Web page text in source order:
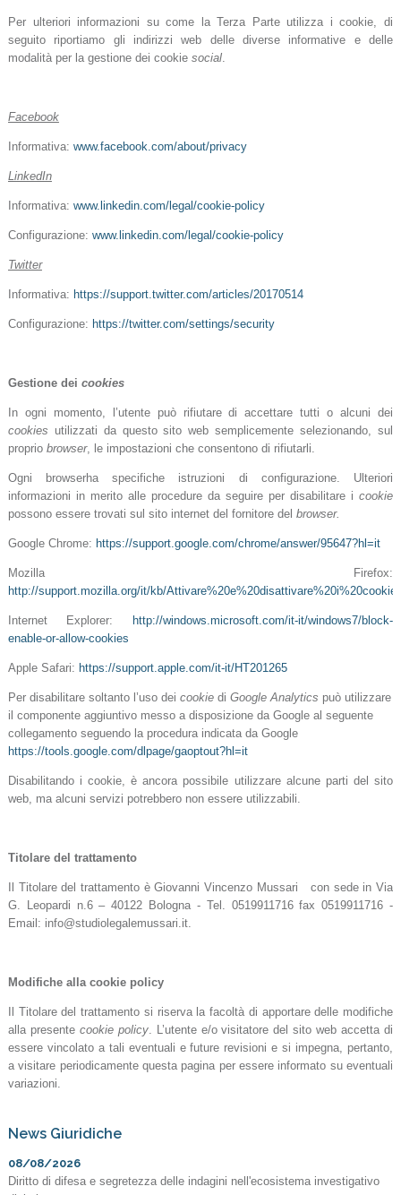
Per ulteriori informazioni su come la Terza Parte utilizza i cookie, di
seguito riportiamo gli indirizzi web delle diverse informative e delle
modalità per la gestione dei cookie social.
Facebook
Informativa: www.facebook.com/about/privacy
LinkedIn
Informativa: www.linkedin.com/legal/cookie-policy
Configurazione: www.linkedin.com/legal/cookie-policy
Twitter
Informativa: https://support.twitter.com/articles/20170514
Configurazione: https://twitter.com/settings/security
Gestione dei cookies
In ogni momento, l’utente può rifiutare di accettare tutti o alcuni dei
cookies utilizzati da questo sito web semplicemente selezionando, sul
proprio browser, le impostazioni che consentono di rifiutarli.
Ogni browserha specifiche istruzioni di configurazione. Ulteriori
informazioni in merito alle procedure da seguire per disabilitare icookie
possono essere trovati sul sito internet del fornitore del browser.
Google Chrome: https://support.google.com/chrome/answer/95647?hl=it
Mozilla Firefox:
http://support.mozilla.org/it/kb/Attivare%20e%20disattivare%20i%20cookie
Internet Explorer: http://windows.microsoft.com/it-it/windows7/block-
enable-or-allow-cookies
Apple Safari: https://support.apple.com/it-it/HT201265
Per disabilitare soltanto l’uso dei cookie di Google Analytics può utilizzare
il componente aggiuntivo messo a disposizione da Google al seguente
collegamento seguendo la procedura indicata da Google
https://tools.google.com/dlpage/gaoptout?hl=it
Disabilitando i cookie, è ancora possibile utilizzare alcune parti del sito
web, ma alcuni servizi potrebbero non essere utilizzabili.
Titolare del trattamento
Il Titolare del trattamento è Giovanni Vincenzo Mussari con sede in Via
G. Leopardi n.6 – 40122 Bologna - Tel. 0519911716 fax 0519911716 -
Email: info@studiolegalemussari.it.
Modifiche alla cookie policy
Il Titolare del trattamento si riserva la facoltà di apportare delle modifiche
alla presente cookie policy. L’utente e/o visitatore del sito web accetta di
essere vincolato a tali eventuali e future revisioni e si impegna, pertanto,
a visitare periodicamente questa pagina per essere informato su eventuali
variazioni.
News Giuridiche
08/08/2026
Diritto di difesa e segretezza delle indagini nell'ecosistema investigativo